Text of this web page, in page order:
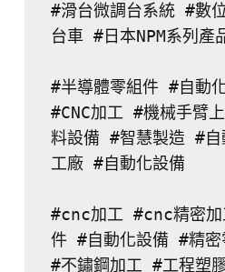
#滑台微調台系統 #數
台車 #日本NPM系列產
#半導體零組件 #自動
#CNC加工 #機械手臂
料設備 #智慧製造 #
工廠 #自動化設備
#cnc加工 #cnc精密加
件 #自動化設備 #精
#不鏽鋼加工 #工程塑